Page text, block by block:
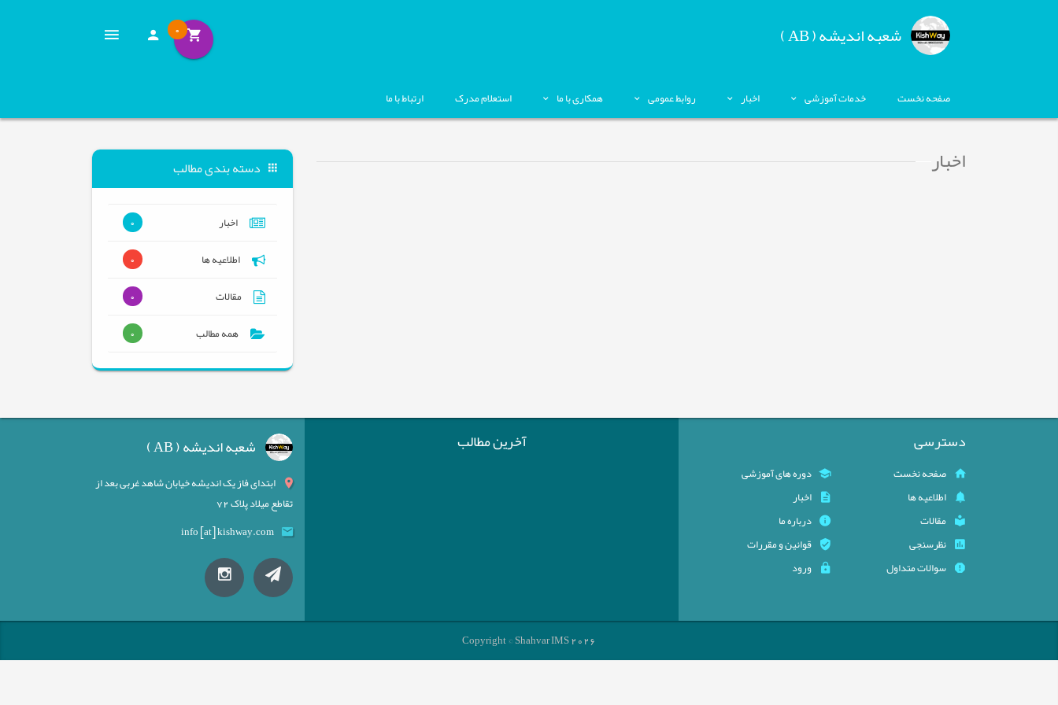
شعبه اندیشه ( AB ) 0
صفحه نخست خدمات آموزشی اخبار روابط عمومی همکاری با ما استعلام مدرک ارتباط با ما
اخبار دسته بندی مطالب
اخبار 0
اطلاعیه ها 0
مقالات 0
همه مطالب 0
دسترسی
صفحه نخست
دوره های آموزشی
اطلاعیه ها
اخبار
مقالات
درباره ما
نظرسنجی
قوانین و مقررات
سوالات متداول
ورود
آخرین مطالب شعبه اندیشه ( AB )
ابتدای فاز یک اندیشه خیابان شاهد غربی بعد از
تقاطع میلاد پلاک 72
info [at] kishway.com
Copyright © Shahvar IMS 2026